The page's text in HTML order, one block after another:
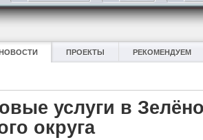
ПРОЕКТЫ РЕКОМЕНДУЕМ
услуги в
округа